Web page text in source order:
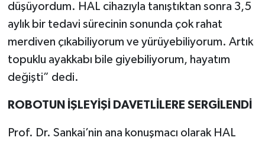
düşüyordum. HAL cihazıyla tanıştıktan sonra 3,5
aylık bir tedavi sürecinin sonunda çok rahat
merdiven çıkabiliyorum ve yürüyebiliyorum. Artık
topuklu ayakkabı bile giyebiliyorum, hayatım
değişti” dedi.
ROBOTUN İŞLEYİŞİ DAVETLİLERE SERGİLENDİ
Prof. Dr. Sankai’nin ana konuşmacı olarak HAL